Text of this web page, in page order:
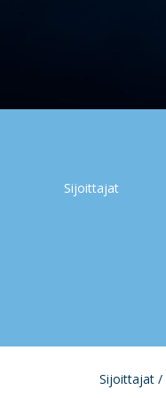
Sijoittajat
Sijoittajat /